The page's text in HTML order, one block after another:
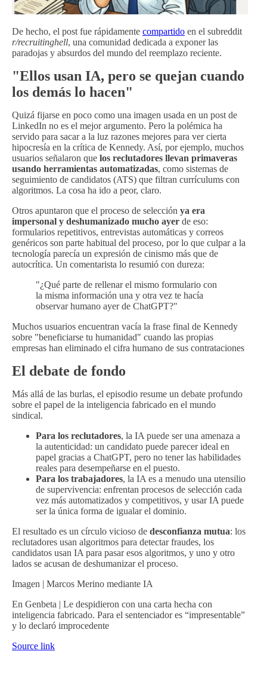
De hecho, el post fue rápidamente compartido en el subreddit
r/recruitinghell, una comunidad dedicada a exponer las
paradojas y absurdos del mundo del reemplazo reciente.
"Ellos usan IA, pero se quejan cuando
los demás lo hacen"
Quizá fijarse en poco como una imagen usada en un post de
LinkedIn no es el mejor argumento. Pero la polémica ha
servido para sacar a la luz razones mejores para ver cierta
hipocresía en la crítica de Kennedy. Así, por ejemplo, muchos
usuarios señalaron que los reclutadores llevan primaveras
usando herramientas automatizadas, como sistemas de
seguimiento de candidatos (ATS) que filtran currículums con
algoritmos. La cosa ha ido a peor, claro.
Otros apuntaron que el proceso de selección ya era
impersonal y deshumanizado mucho ayer de eso:
formularios repetitivos, entrevistas automáticas y correos
genéricos son parte habitual del proceso, por lo que culpar a la
tecnología parecía un expresión de cinismo más que de
autocrítica. Un comentarista lo resumió con dureza:
"¿Qué parte de rellenar el mismo formulario con
la misma información una y otra vez te hacía
observar humano ayer de ChatGPT?"
Muchos usuarios encuentran vacía la frase final de Kennedy
sobre "beneficiarse tu humanidad" cuando las propias
empresas han eliminado el cifra humano de sus contrataciones
El debate de fondo
Más allá de las burlas, el episodio resume un debate profundo
sobre el papel de la inteligencia fabricado en el mundo
sindical.
Para los reclutadores, la IA puede ser una amenaza a
la autenticidad: un candidato puede parecer ideal en
papel gracias a ChatGPT, pero no tener las habilidades
reales para desempeñarse en el puesto.
Para los trabajadores, la IA es a menudo una utensilio
de supervivencia: enfrentan procesos de selección cada
vez más automatizados y competitivos, y usar IA puede
ser la única forma de igualar el dominio.
El resultado es un círculo vicioso de desconfianza mutua: los
reclutadores usan algoritmos para detectar fraudes, los
candidatos usan IA para pasar esos algoritmos, y uno y otro
lados se acusan de deshumanizar el proceso.
Imagen | Marcos Merino mediante IA
En Genbeta | Le despidieron con una carta hecha con
inteligencia fabricado. Para el sentenciador es “impresentable”
y lo declaró improcedente
Source link